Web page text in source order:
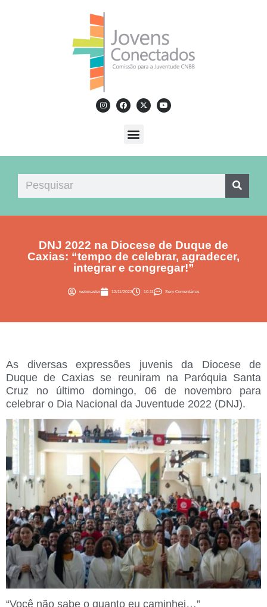
DNJ 2022 na Diocese de Duque de
Caxias: “tempo de celebrar, agradecer,
integrar e congregar!”
webmaster 12/11/2022 10:11 Sem Comentários
As diversas expressões juvenis da Diocese de
Duque de Caxias se reuniram na Paróquia Santa
Cruz no último domingo, 06 de novembro para
celebrar o Dia Nacional da Juventude 2022 (DNJ).
“Você não sabe o quanto eu caminhei…”